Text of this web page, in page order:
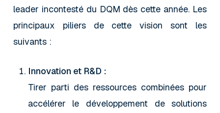
leader incontesté du DQM dès cette année. Les
principaux piliers de cette vision sont les
suivants :
Innovation et R&D :
Tirer parti des ressources combinées pour
accélérer le développement de solutions